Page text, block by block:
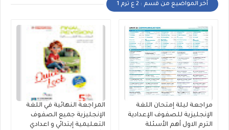
أخر المواضيع من قسم : 2 ع ترم 1
مراجعة ليلة إمتحان اللغة
الإنجليزية للصفوف الإعدادية
الترم الاول أهم الأسئلة
المراجعة النهائية في اللغة
الإنجليزية جميع الصفوف
التعليمية إبتدائي و اعدادي